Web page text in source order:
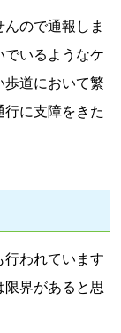
ので通報しま
でいるようなケ
歩道において繁
に支障をきた
行われています
限界があると思